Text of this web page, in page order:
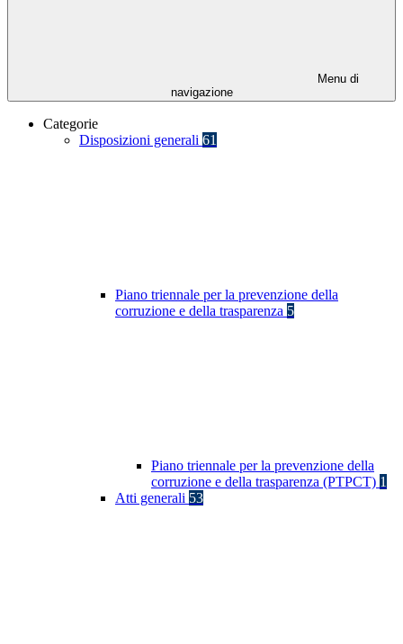
Menu di
navigazione
Categorie
Disposizioni generali 61
Piano triennale per la prevenzione della
corruzione e della trasparenza 5
Piano triennale per la prevenzione della
corruzione e della trasparenza (PTPCT) 1
Atti generali 53